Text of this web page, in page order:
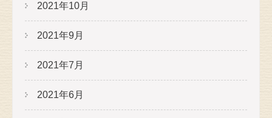
2021年10月
2021年9月
2021年7月
2021年6月